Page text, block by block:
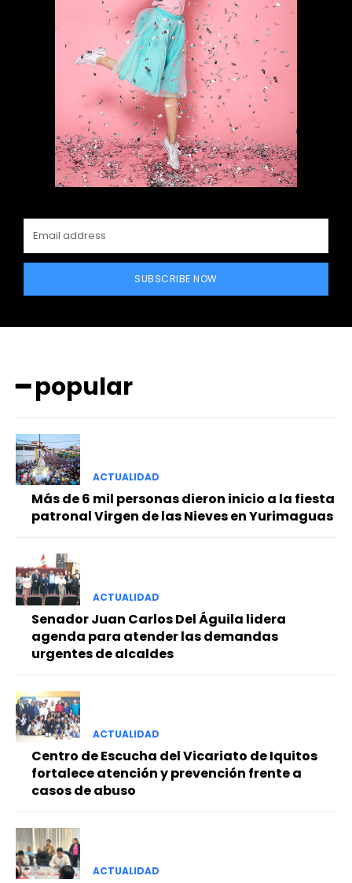
SUBSCRIBE NOW
━ popular
ACTUALIDAD
Más de 6 mil personas dieron inicio a la fiesta
patronal Virgen de las Nieves en Yurimaguas
ACTUALIDAD
Senador Juan Carlos Del Águila lidera
agenda para atender las demandas
urgentes de alcaldes
ACTUALIDAD
Centro de Escucha del Vicariato de Iquitos
fortalece atención y prevención frente a
casos de abuso
ACTUALIDAD